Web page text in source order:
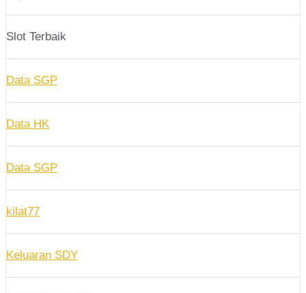
Slot Terbaik
Data SGP
Data HK
Data SGP
kilat77
Keluaran SDY